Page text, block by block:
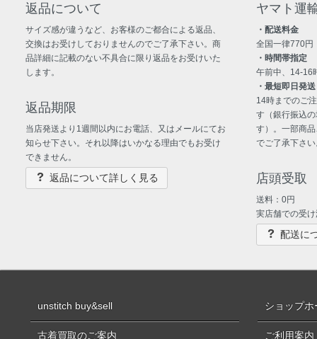
返品について
サイズ感が違うなど、お客様のご都合による返品、
交換はお受けしておりませんのでご了承下さい。商
品詳細に記載のない不具合に限り返品をお受けいた
します。
返品期限
当店発送より1週間以内にお電話、又はメールにてお
知らせ下さい。それ以降はいかなる理由でもお受け
できません。
返品について詳しく見る
ヤマト運
・配送料金
全国一律770円
・時間帯指定
午前中、14-16
・最短即日発送
14時までのご
す（銀行振込
す）。一部商
でご了承下さ
店頭受取
送料：0円
実店舗での受
配送に
unstitch buy&sell
古着買取のご案内
ショップホ
ご利用案内